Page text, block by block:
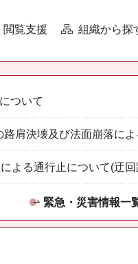
閲覧支援 組織から探
ついて
肩決壊及び法面崩落に
よる通行止について(迂
緊急・災害情報一